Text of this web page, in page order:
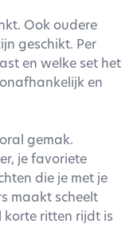
Ook oudere
geschikt. Per
en welke set het
en
gemak.
je favoriete
die je met je
maakt scheelt
ritten rijdt is